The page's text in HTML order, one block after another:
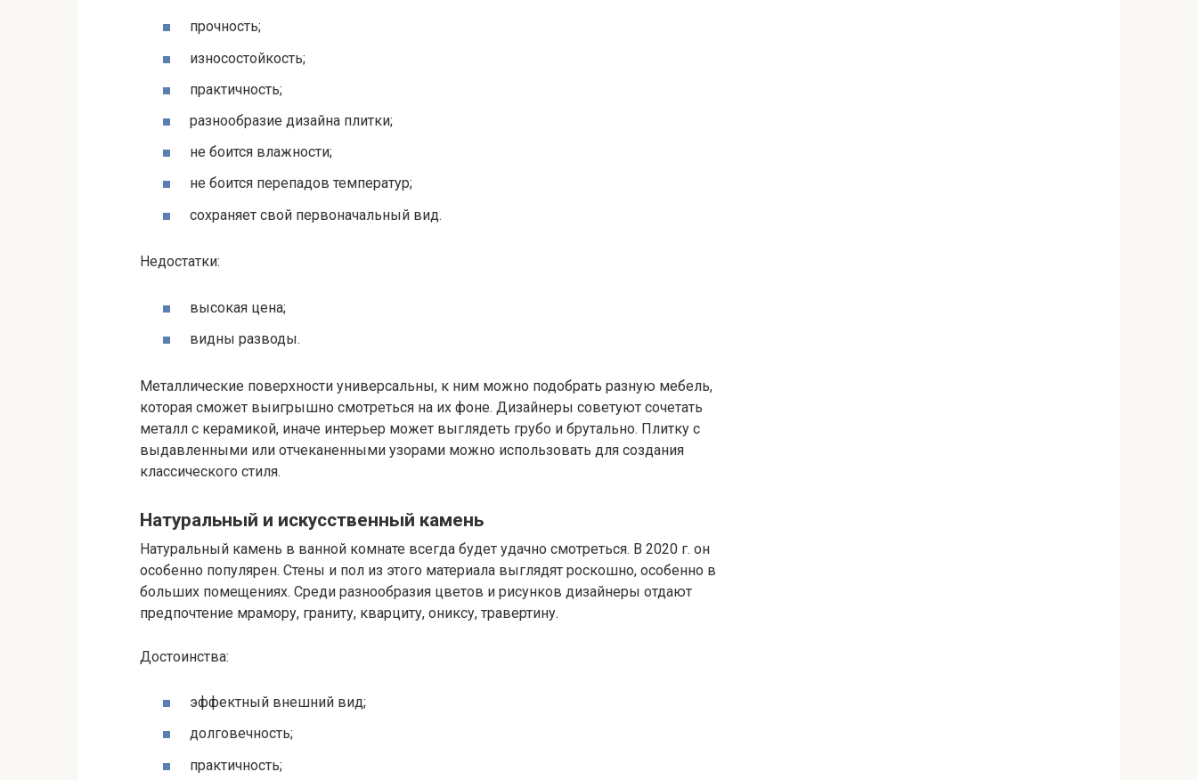
прочность;
износостойкость;
практичность;
разнообразие дизайна плитки;
не боится влажности;
не боится перепадов температур;
сохраняет свой первоначальный вид.
Недостатки:
высокая цена;
видны разводы.
Металлические поверхности универсальны, к ним можно подобрать разную мебель,
которая сможет выигрышно смотреться на их фоне. Дизайнеры советуют сочетать
металл с керамикой, иначе интерьер может выглядеть грубо и брутально. Плитку с
выдавленными или отчеканенными узорами можно использовать для создания
классического стиля.
Натуральный и искусственный камень
Натуральный камень в ванной комнате всегда будет удачно смотреться. В 2020 г. он
особенно популярен. Стены и пол из этого материала выглядят роскошно, особенно в
больших помещениях. Среди разнообразия цветов и рисунков дизайнеры отдают
предпочтение мрамору, граниту, кварциту, ониксу, травертину.
Достоинства:
эффектный внешний вид;
долговечность;
практичность;